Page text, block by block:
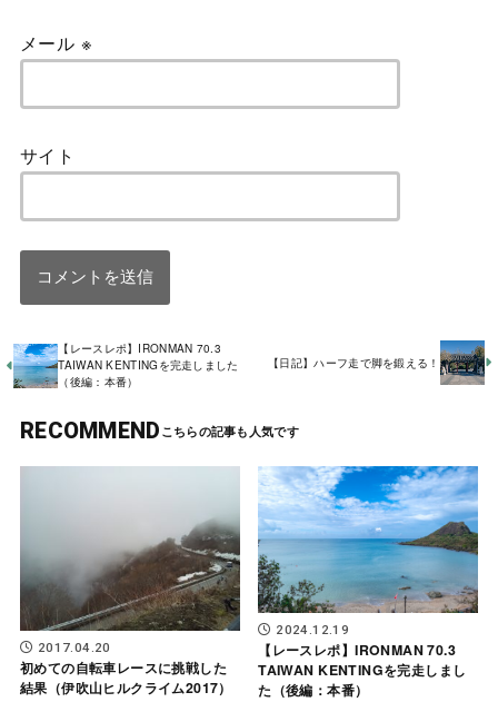
メール ※
サイト
【レースレポ】IRONMAN 70.3
TAIWAN KENTINGを完走しました
（後編：本番）
【日記】ハーフ走で脚を鍛える！
RECOMMEND
2017.04.20
初めての自転車レースに挑戦した
結果（伊吹山ヒルクライム2017）
2024.12.19
【レースレポ】IRONMAN 70.3
TAIWAN KENTINGを完走しまし
た（後編：本番）